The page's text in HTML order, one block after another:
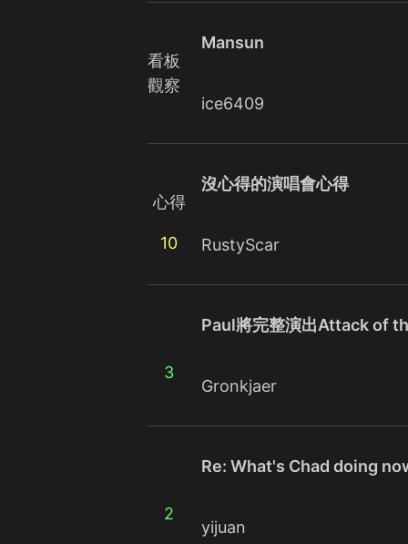
看板
觀察
Mansun
ice6409
心得
10
沒心得的演唱會心得
RustyScar
3
Paul將完整演出Attack of
Gronkjaer
2
Re: What's Chad doing
yijuan